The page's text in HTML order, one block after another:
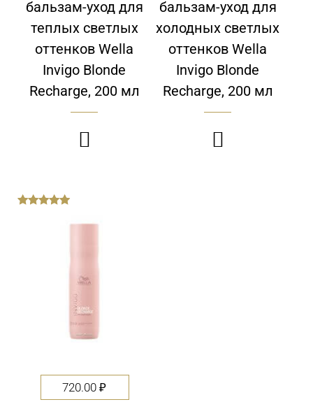
бальзам-уход для
теплых светлых
оттенков Wella
Invigo Blonde
Recharge, 200 мл

бальзам-уход для
холодных светлых
оттенков Wella
Invigo Blonde
Recharge, 200 мл

720.00₽